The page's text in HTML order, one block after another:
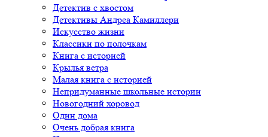
Детектив с хвостом
Детективы Андреа Камиллери
Искусство жизни
Классики по полочкам
Книга с историей
Крылья ветра
Малая книга с историей
Непридуманные школьные истории
Новогодний хоровод
Один дома
Очень добрая книга